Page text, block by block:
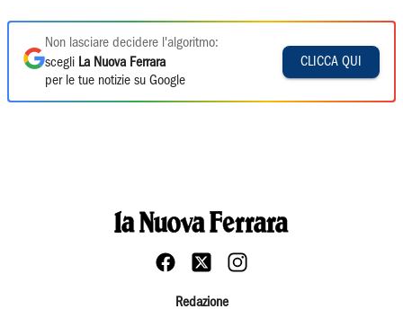
Non lasciare decidere l'algoritmo:
scegli La Nuova Ferrara
per le tue notizie su Google
CLICCA QUI
Redazione